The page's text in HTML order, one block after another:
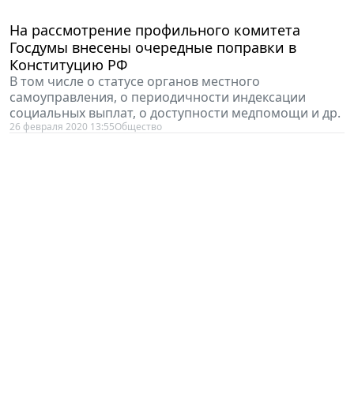
На рассмотрение профильного комитета
Госдумы внесены очередные поправки в
Конституцию РФ
В том числе о статусе органов местного
самоуправления, о периодичности индексации
социальных выплат, о доступности медпомощи и др.
26 февраля 2020 13:55Общество